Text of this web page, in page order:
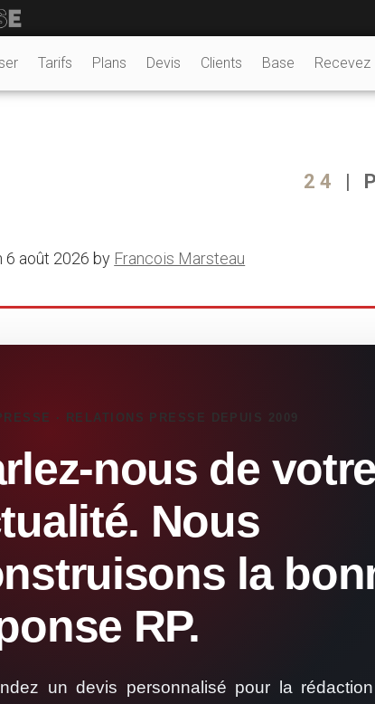
Tarifs Plans Devis Clients Base Recevez
24 |
6 août 2026 by Francois Marsteau
· RELATIONS PRESSE DEPUIS 2009
nous de
Nous
la
RP.
un devis personnalisé pour la